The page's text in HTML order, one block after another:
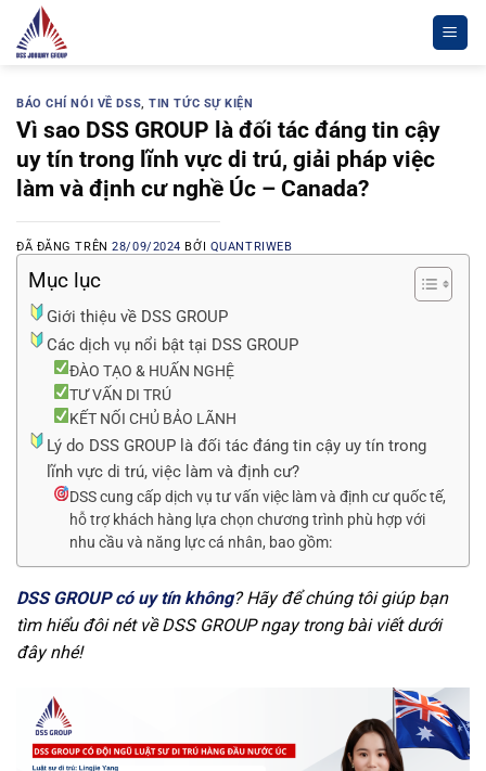
Chuyển
đến
dungBÁO CHÍ NÓI VỀ DSS,TIN TỨC SỰ KIỆN
Vì sao DSS GROUP là đối tác đáng tin cậy
uy tín trong lĩnh vực di trú, giải pháp việc
làm và định cư nghề Úc – Canada?
ĐÃ ĐĂNG TRÊN28/09/2024 BỞI QUANTRIWEB
Mục lục
Giới thiệu về DSS GROUP
Các dịch vụ nổi bật tại DSS GROUP
ĐÀO TẠO & HUẤN NGHỆ
TƯ VẤN DI TRÚ
KẾT NỐI CHỦ BẢO LÃNH
Lý do DSS GROUP là đối tác đáng tin cậy uy tín trong
lĩnh vực di trú, việc làm và định cư?
DSS cung cấp dịch vụ tư vấn việc làm và định cư quốc tế,
hỗ trợ khách hàng lựa chọn chương trình phù hợp với
nhu cầu và năng lực cá nhân, bao gồm:
DSS GROUP có uy tín không? Hãy để chúng tôi giúp bạn
tìm hiểu đôi nét về DSS GROUP ngay trong bài viết dưới
đây nhé!